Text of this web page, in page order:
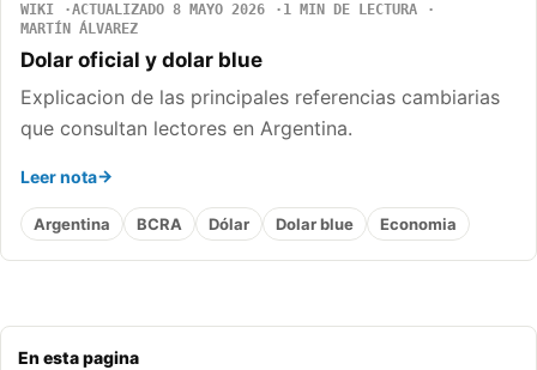
En esta pagina
WIKI ACTUALIZADO 8 MAYO 2026
1 MIN DE LECTURA
MARTÍN ÁLVAREZ
Dolar oficial y dolar blue
Explicacion de las principales referencias cambiarias
que consultan lectores en Argentina.
Leer nota
Argentina BCRA Dólar Dolar blue Economia